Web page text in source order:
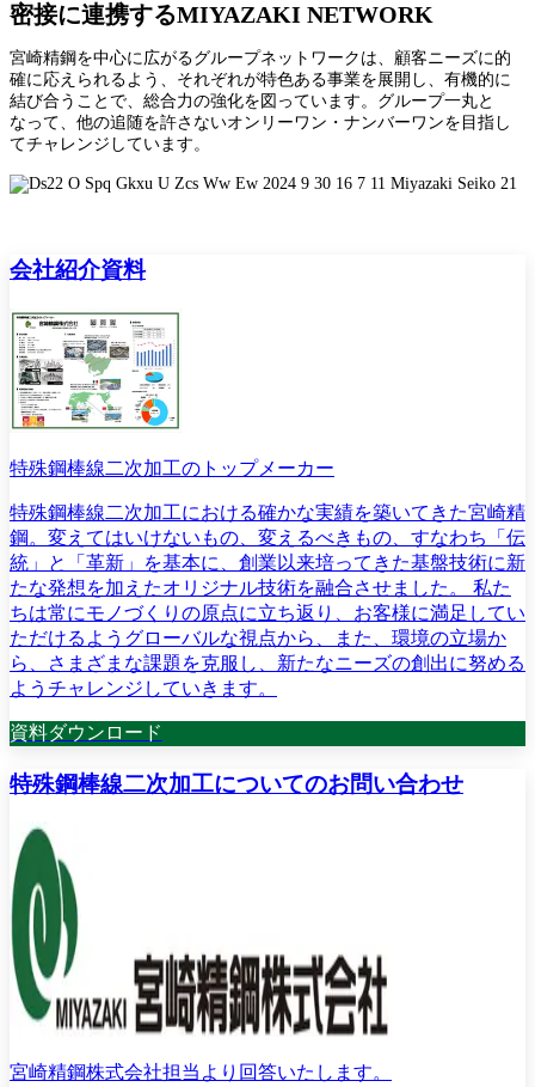
密接に連携するMIYAZAKI NETWORK
宮崎精鋼を中心に広がるグループネットワークは、顧客ニーズに的
確に応えられるよう、それぞれが特色ある事業を展開し、有機的に
結び合うことで、総合力の強化を図っています。グループ一丸と
なって、他の追随を許さないオンリーワン・ナンバーワンを目指し
てチャレンジしています。
会社紹介資料
特殊鋼棒線二次加工のトップメーカー
特殊鋼棒線二次加工における確かな実績を築いてきた宮崎精
鋼。変えてはいけないもの、変えるべきもの、すなわち「伝
統」と「革新」を基本に、創業以来培ってきた基盤技術に新
たな発想を加えたオリジナル技術を融合させました。 私た
ちは常にモノづくりの原点に立ち返り、お客様に満足してい
ただけるようグローバルな視点から、また、環境の立場か
ら、さまざまな課題を克服し、新たなニーズの創出に努める
ようチャレンジしていきます。
資料ダウンロード
特殊鋼棒線二次加工についてのお問い合わせ
宮崎精鋼株式会社担当より回答いたします。